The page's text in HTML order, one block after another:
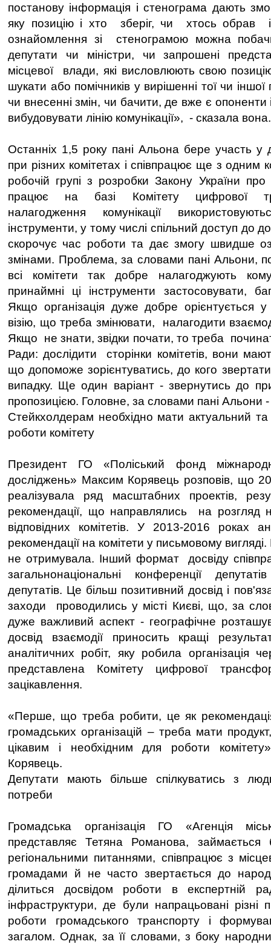
постанову інформація і стенограма дають
яку позицію і хто зберіг, чи хтось обрав
ознайомлення зі стенограмою можна
депутати чи міністри, чи запрошені
місцевої влади, які висловлюють свою
шукати або помічників у вирішенні тої чи
чи внесенні змін, чи бачити, де вже є опоненти
вибудовувати лінію комунікації», - сказала вона.
Останніх 1,5 року пані Альона бере участь у
при різних комітетах і співпрацює ще з одним
робочій групі з розробки Закону України про
працює на базі Комітету цифрової
налагодження комунікації
інструменти, у тому числі спільний доступ до
скорочує час роботи та дає змогу швидше
змінами. Проблема, за словами пані Альони,
всі комітети так добре налагоджують
принаймні ці інструменти застосовувати,
Якщо організація дуже добре орієнтується
візію, що треба змінювати, налагодити
Якщо не знати, звідки почати, то треба
Ради: дослідити сторінки комітетів, вони
що допоможе зорієнтуватись, до кого
випадку. Ще один варіант - звернутись до
пропозицією. Головне, за словами пані Альони
Стейкхолдерам необхідно мати актуальний та
роботи комітету
Президент ГО «Поліський фонд
досліджень» Максим Корявець розповів, що
реалізувала ряд масштабних проектів,
рекомендації, що направлялись на розгляд
відповідних комітетів. У 2013-2016 роках
рекомендації на комітети у письмовому вигляді.
не отримувала. Інший формат досвіду
загальнонаціональні конференції
депутатів. Це більш позитивний досвід і
заходи проводились у місті Києві, що, за
дуже важливий аспект - географічне
досвід взаємодії приносить кращі
аналітичних робіт, яку робила організація
представлена Комітету цифрової
зацікавлення.
«Перше, що треба робити, це як
громадських організацій – треба мати
цікавим і необхідним для роботи
Корявець.
Депутати мають більше спілкуватись з
потреби
Громадська організація ГО «Агенція
представляє Тетяна Романова, займається
регіональними питаннями, співпрацює з
громадами й не часто звертається до
ділиться досвідом роботи в експертній
інфраструктури, де були напрацьовані різні
роботи громадського транспорту і
загалом. Однак, за її словами, з боку